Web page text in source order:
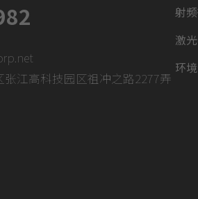
江高科技园区祖冲之路2277弄
射
激
环